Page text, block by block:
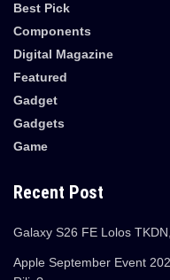
Best Pick
Components
Digital Magazine
Featured
Gadget
Gadgets
Game
Recent Post
Galaxy S26 FE Lolos
Apple September Event